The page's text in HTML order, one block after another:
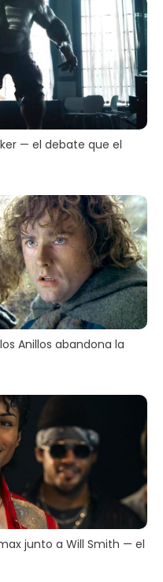
— el debate que el
Anillos abandona la
junto a Will Smith — el